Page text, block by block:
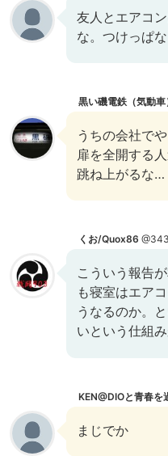
友人とエアコ
な。つけっぱ
黒い磯電鉄（気動車
うちの会社で
扉を全開する
跳ね上がるな…
くお/Quox86
こういう報告
も寝室はエア
うなるのか。
いという仕組
KEN@DIOと青春を
まじでか